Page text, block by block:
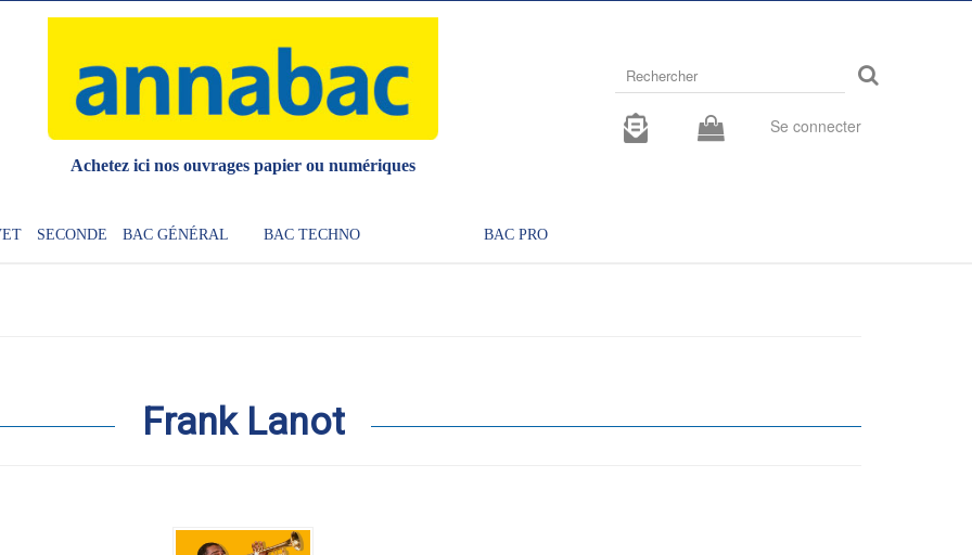
Achetez ici nos ouvrages papier ou numériques
le
site
Se connecter
SECONDE BAC GÉNÉRAL BAC TECHNO BAC PRO
Frank Lanot